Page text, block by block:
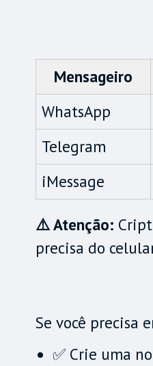
Mensageiro
WhatsApp
Telegram
iMessage
⚠️ Atenção:
precisa do
Se você precisa
✅ Crie uma